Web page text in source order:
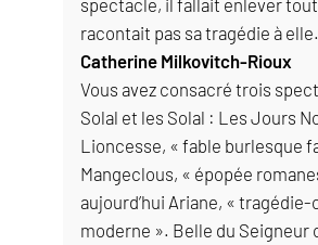
racontait pas sa tragédie à elle.
Catherine Milkovitch-Rioux
Vous avez consacré trois
Solal et les Solal : Les Jours
Lioncesse, « fable burlesque
Mangeclous, « épopée
aujourd’hui Ariane, «
moderne ». Belle du Seigneur